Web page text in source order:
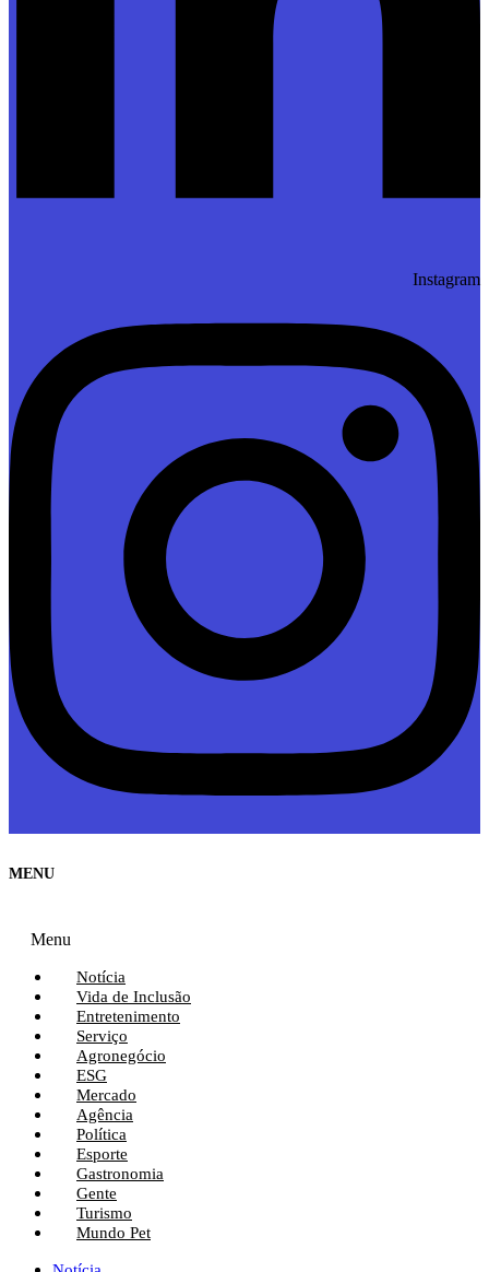
Instagram
MENU
Menu
Notícia
Vida de Inclusão
Entretenimento
Serviço
Agronegócio
ESG
Mercado
Agência
Política
Esporte
Gastronomia
Gente
Turismo
Mundo Pet